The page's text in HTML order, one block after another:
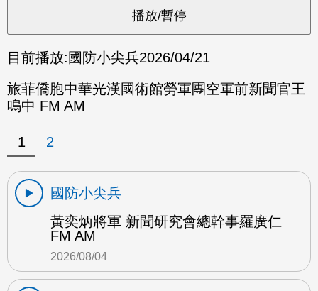
目前播放: 國防小尖兵2026/04/21
旅菲僑胞中華光漢國術館勞軍團空軍前新聞官王
鳴中 FM AM
1 2
國防小尖兵
黃奕炳將軍 新聞研究會總幹事羅廣仁
FM AM
2026/08/04